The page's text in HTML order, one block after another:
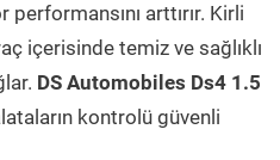
arttırır. Kirli
içerisinde temiz ve sağlıklı
DS Automobiles Ds4 1.5
kontrolü güvenli